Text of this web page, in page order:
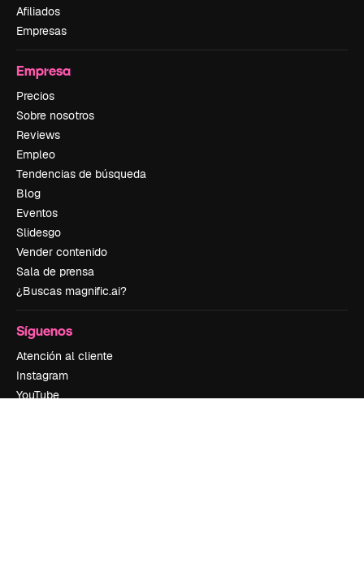
Afiliados
Empresas
Empresa
Precios
Sobre nosotros
Reviews
Empleo
Tendencias de búsqueda
Blog
Eventos
Slidesgo
Vender contenido
Sala de prensa
¿Buscas magnific.ai?
Síguenos
Atención al cliente
Instagram
YouTube